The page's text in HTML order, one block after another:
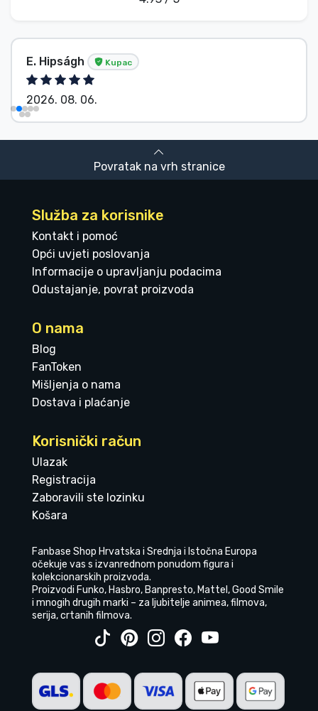
E. Hipságh Kupac
2026. 08. 06.
Povratak na vrh stranice
Služba za korisnike
Kontakt i pomoć
Opći uvjeti poslovanja
Informacije o upravljanju podacima
Odustajanje, povrat proizvoda
O nama
Blog
FanToken
Mišljenja o nama
Dostava i plaćanje
Korisnički račun
Ulazak
Registracija
Zaboravili ste lozinku
Košara
Fanbase Shop Hrvatska i Srednja i Istočna Europa
očekuje vas s izvanrednom ponudom figura i
kolekcionarskih proizvoda.
Proizvodi Funko, Hasbro, Banpresto, Mattel, Good Smile
i mnogih drugih marki – za ljubitelje animea, filmova,
serija, crtanih filmova.